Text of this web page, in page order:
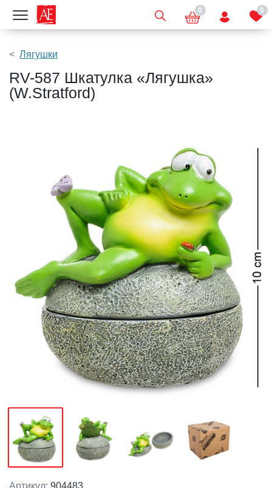
Показать меню 0 0
Лягушки
RV-587 Шкатулка «Лягушка»
(W.Stratford)